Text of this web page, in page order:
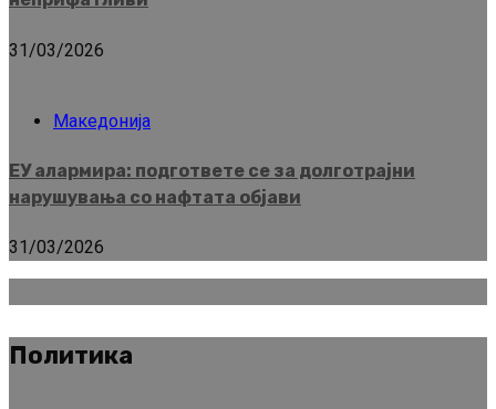
31/03/2026
Македонија
ЕУ алармира: подгответе се за долготрајни
нарушувања со нафтата објави
31/03/2026
Политика